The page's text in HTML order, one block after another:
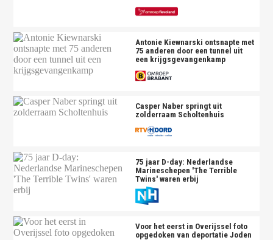
Antonie Kiewnarski ontsnapte met
75 anderen door een tunnel uit
een krijgsgevangenkamp
Casper Naber springt uit
zolderraam Scholtenhuis
75 jaar D-day: Nederlandse
Marineschepen 'The Terrible
Twins' waren erbij
Voor het eerst in Overijssel foto
opgedoken van deportatie Joden